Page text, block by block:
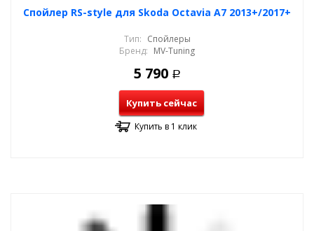
Спойлер RS-style для Skoda Octavia A7 2013+/2017+
Тип: Спойлеры
Бренд: MV-Tuning
5 790 Р
Купить сейчас
Купить в 1 клик